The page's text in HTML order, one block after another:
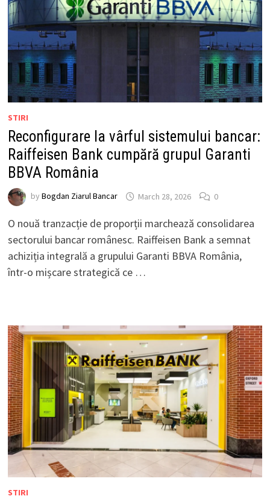
STIRI
Reconfigurare la vârful sistemului bancar:
Raiffeisen Bank cumpără grupul Garanti
BBVA România
by Bogdan Ziarul Bancar March 28, 2026 0
O nouă tranzacție de proporții marchează consolidarea
sectorului bancar românesc. Raiffeisen Bank a semnat
achiziția integrală a grupului Garanti BBVA România,
într-o mișcare strategică ce …
STIRI